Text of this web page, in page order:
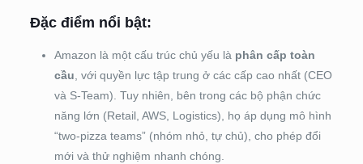
Đặc điểm nổi bật:
Amazon là một cấu trúc chủ yếu là phân cấp toàn
cầu, với quyền lực tập trung ở các cấp cao nhất (CEO
và S-Team). Tuy nhiên, bên trong các bộ phận chức
năng lớn (Retail, AWS, Logistics), họ áp dụng mô hình
“two-pizza teams” (nhóm nhỏ, tự chủ), cho phép đổi
mới và thử nghiệm nhanh chóng.